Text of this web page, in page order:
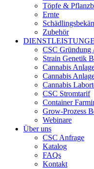
Töpfe &
Ernte
Zubehör
CSC Gründung
Strain Genetik
Cannabis
Cannabis
Cannabis
CSC Stromtarif
Container
Grow-Prozess
Webinare
Über uns
CSC Anfrage
Katalog
FAQs
Kontakt